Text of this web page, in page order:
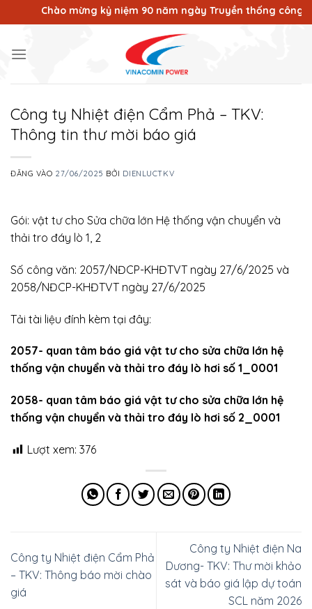
qua
dung
Chào mừng kỷ niệm 90 năm ngày Truyền thống công
Công ty Nhiệt điện Cẩm Phả – TKV:
Thông tin thư mời báo giá
ĐĂNG VÀO 27/06/2025 BỞI DIENLUCTKV
Gói: vật tư cho Sửa chữa lớn Hệ thống vận chuyển và
thải tro đáy lò 1, 2
Số công văn: 2057/NĐCP-KHĐTVT ngày 27/6/2025 và
2058/NĐCP-KHĐTVT ngày 27/6/2025
Tải tài liệu đính kèm tại đây:
2057- quan tâm báo giá vật tư cho sửa chữa lớn hệ
thống vận chuyển và thải tro đáy lò hơi số 1_0001
2058- quan tâm báo giá vật tư cho sửa chữa lớn hệ
thống vận chuyển và thải tro đáy lò hơi số 2_0001
Lượt xem: 376
Công ty Nhiệt điện Cẩm Phả
– TKV: Thông báo mời chào
giá
Công ty Nhiệt điện Na
Dương- TKV: Thư mời khảo
sát và báo giá lập dự toán
SCL năm 2026